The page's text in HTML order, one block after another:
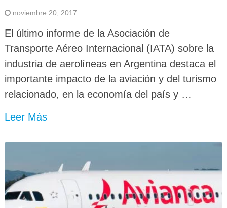
noviembre 20, 2017
El último informe de la Asociación de
Transporte Aéreo Internacional (IATA) sobre la
industria de aerolíneas en Argentina destaca el
importante impacto de la aviación y del turismo
relacionado, en la economía del país y …
Leer Más